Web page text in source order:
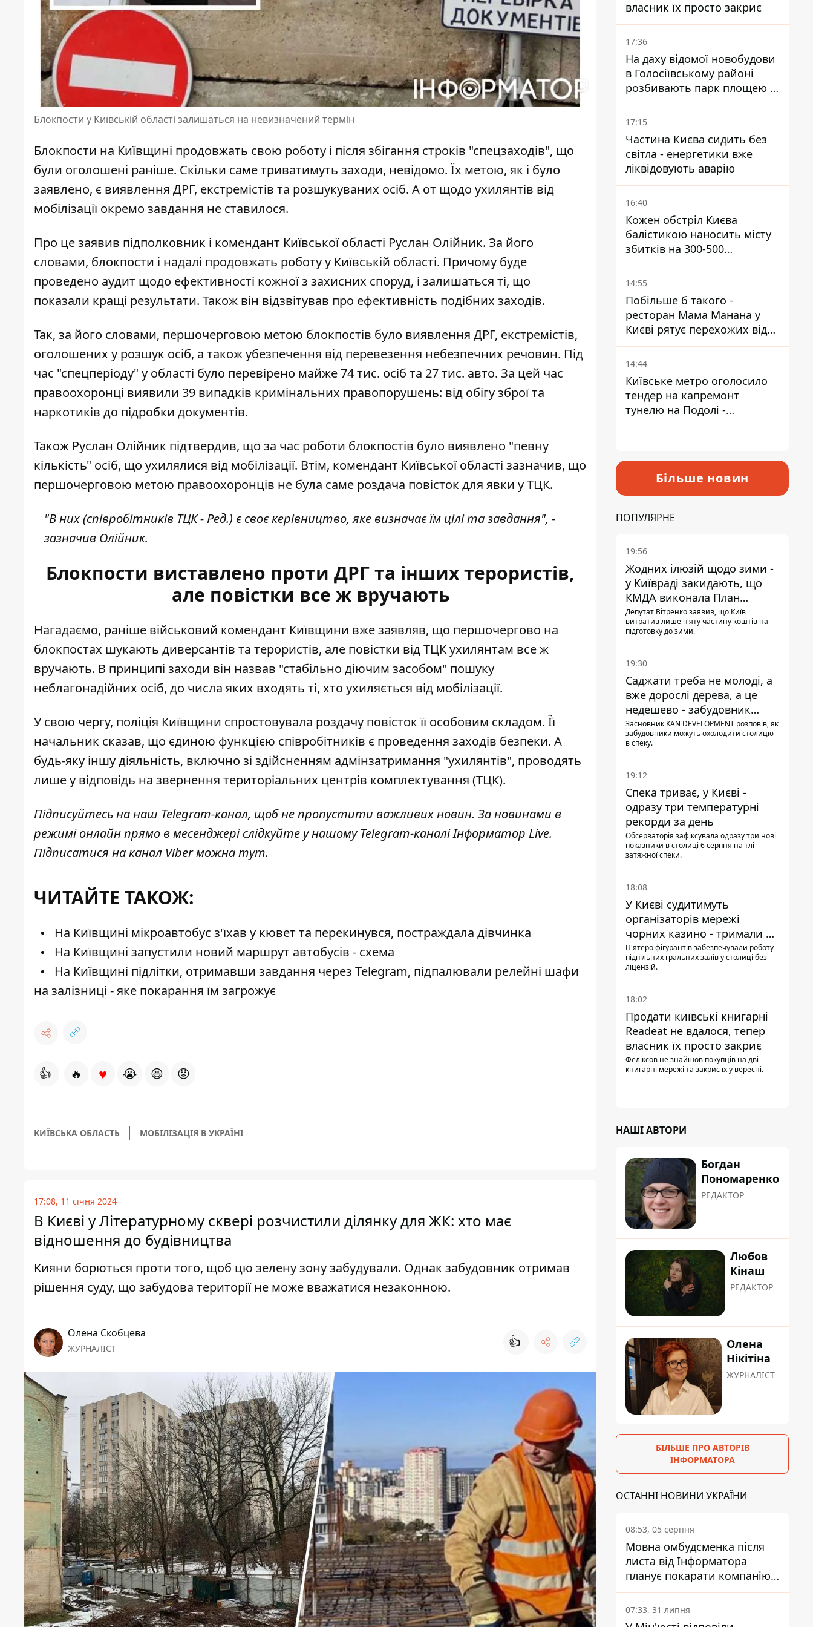
Блокпости у Київській області залишаться на невизначений термін
Блокпости на Київщині продовжать свою роботу і після збігання строків "спецзаходів", що
були оголошені раніше. Скільки саме триватимуть заходи, невідомо. Їх метою, як і було
заявлено, є виявлення ДРГ, екстремістів та розшукуваних осіб. А от щодо ухилянтів від
мобілізації окремо завдання не ставилося.
Про це заявив підполковник і комендант Київської області Руслан Олійник. За його
словами, блокпости і надалі продовжать роботу у Київській області. Причому буде
проведено аудит щодо ефективності кожної з захисних споруд, і залишаться ті, що
показали кращі результати. Також він відзвітував про ефективність подібних заходів.
Так, за його словами, першочерговою метою блокпостів було виявлення ДРГ, екстремістів,
оголошених у розшук осіб, а також убезпечення від перевезення небезпечних речовин. Під
час "спецперіоду" у області було перевірено майже 74 тис. осіб та 27 тис. авто. За цей час
правоохоронці виявили 39 випадків кримінальних правопорушень: від обігу зброї та
наркотиків до підробки документів.
Також Руслан Олійник підтвердив, що за час роботи блокпостів було виявлено "певну
кількість" осіб, що ухилялися від мобілізації. Втім, комендант Київської області зазначив, що
першочерговою метою правоохоронців не була саме роздача повісток для явки у ТЦК.
"В них (співробітників ТЦК - Ред.) є своє керівництво, яке визначає їм цілі та завдання", -
зазначив Олійник.
Блокпости виставлено проти ДРГ та інших терористів,
але повістки все ж вручають
Нагадаємо, раніше військовий комендант Київщини вже заявляв, що першочергово на
блокпостах шукають диверсантів та терористів, але повістки від ТЦК ухилянтам все ж
вручають. В принципі заходи він назвав "стабільно діючим засобом" пошуку
неблагонадійних осіб, до числа яких входять ті, хто ухиляється від мобілізації.
У свою чергу, поліція Київщини спростовувала роздачу повісток її особовим складом. Її
начальник сказав, що єдиною функцією співробітників є проведення заходів безпеки. А
будь-яку іншу діяльність, включно зі здійсненням адмінзатримання "ухилянтів", проводять
лише у відповідь на звернення територіальних центрів комплектування (ТЦК).
Підписуйтесь на наш Telegram-канал, щоб не пропустити важливих новин. За новинами в
режимі онлайн прямо в месенджері слідкуйте у нашому Telegram-каналіІнформатор Live.
Підписатися на канал Viber можнатут.
ЧИТАЙТЕ ТАКОЖ:
На Київщині мікроавтобус з'їхав у кювет та перекинувся, постраждала дівчинка
На Київщині запустили новий маршрут автобусів - схема
На Київщині підлітки, отримавши завдання через Telegram, підпалювали релейні шафи
на залізниці - яке покарання їм загрожує
👍 🔥 ♥ 😭 😆 😡
КИЇВСЬКА ОБЛАСТЬ МОБІЛІЗАЦІЯ В УКРАЇНІ
17:08, 11 січня 2024
В Києві у Літературному сквері розчистили ділянку для ЖК: хто має
відношення до будівництва
Кияни борються проти того, щоб цю зелену зону забудували. Однак забудовник отримав
рішення суду, що забудова території не може вважатися незаконною.
Олена Скобцева
ЖУРНАЛІСТ 👍
власник їх просто закриє
17:36
На даху відомої новобудови
в Голосіївському районі
розбивають парк площею в
гектар
17:15
Частина Києва сидить без
світла - енергетики вже
ліквідовують аварію
16:40
Кожен обстріл Києва
балістикою наносить місту
збитків на 300-500
мільйонів - Петро
Пантелеєв
14:55
Побільше б такого -
ресторан Мама Манана у
Києві рятує перехожих від
спеки
14:44
Київське метро оголосило
тендер на капремонт
тунелю на Подолі -
Більше новин
ПОПУЛЯРНЕ
19:56
Жодних ілюзій щодо зими -
у Київраді закидають, що
КМДА виконала План
стійкості на 20%
Депутат Вітренко заявив, що Київ
витратив лише п'яту частину коштів на
підготовку до зими.
19:30
Саджати треба не молоді, а
вже дорослі дерева, а це
недешево - забудовник
Ніконов
Засновник KAN DEVELOPMENT розповів, як
забудовники можуть охолодити столицю
в спеку.
19:12
Спека триває, у Києві -
одразу три температурні
рекорди за день
Обсерваторія зафіксувала одразу три нові
показники в столиці 6 серпня на тлі
затяжної спеки.
18:08
У Києві судитимуть
організаторів мережі
чорних казино - тримали 39
закладів
П'ятеро фігурантів забезпечували роботу
підпільних гральних залів у столиці без
ліцензій.
18:02
Продати київські книгарні
Readeat не вдалося, тепер
власник їх просто закриє
Феліксов не знайшов покупців на дві
книгарні мережі та закриє їх у вересні.
НАШІ АВТОРИ
Богдан
Пономаренко
РЕДАКТОР
Любов
Кінаш
РЕДАКТОР
Олена
Нікітіна
ЖУРНАЛІСТ
БІЛЬШЕ ПРО АВТОРІВ
ІНФОРМАТОРА
ОСТАННІ НОВИНИ УКРАЇНИ
08:53, 05 серпня
Мовна омбудсменка після
листа від Інформатора
планує покарати компанію-
підрядника ПриватБанку
07:33, 31 липня